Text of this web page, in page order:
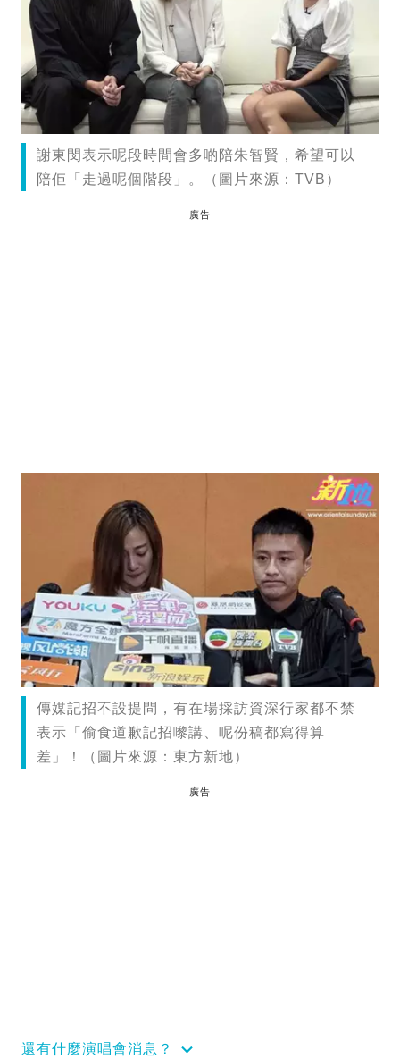
謝東閔表示呢段時間會多啲陪朱智賢，希望可以
陪佢「走過呢個階段」。（圖片來源：TVB）
廣告
傳媒記招不設提問，有在場採訪資深行家都不禁
表示「偷食道歉記招嚟講、呢份稿都寫得算
差」！（圖片來源：東方新地）
廣告
還有什麼演唱會消息？